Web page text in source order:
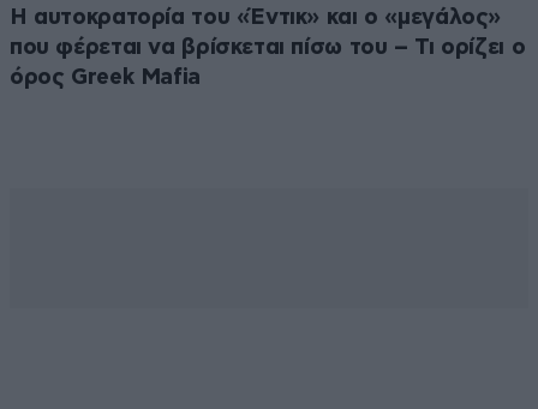
Η αυτοκρατορία του «Έντικ» και ο «μεγάλος»
που φέρεται να βρίσκεται πίσω του – Τι ορίζει ο
όρος Greek Mafia